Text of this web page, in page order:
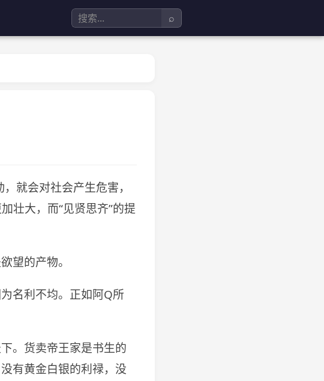
⌕
就会对社会产生危害，
壮大，而“见贤思齐”的提
望的产物。
名利不均。正如阿Q所
。货卖帝王家是书生的
有黄金白银的利禄，没